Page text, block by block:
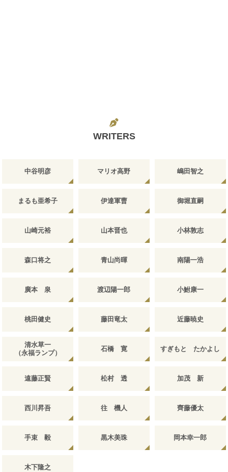
WRITERS
中谷明彦 マリオ高野 嶋田智之
まるも亜希子 伊達軍曹 御堀直嗣
山崎元裕 山本晋也 小林敦志
森口将之 青山尚暉 南陽一浩
廣本 泉 渡辺陽一郎 小鮒康一
桃田健史 藤田竜太 近藤暁史
清水草一
（永福ランプ）
石橋 寛 すぎもと たかよし
遠藤正賢 松村 透 加茂 新
西川昇吾 往 機人 齊藤優太
手束 毅 黒木美珠 岡本幸一郎
木下隆之